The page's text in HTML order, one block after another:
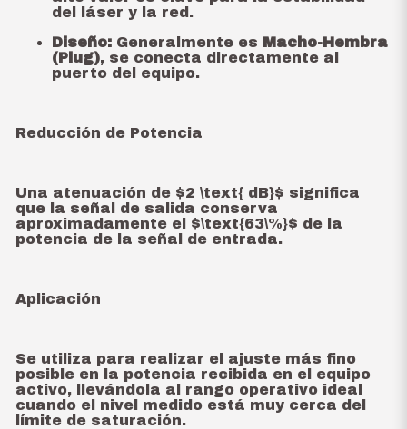
del láser y la red.
Diseño:Generalmente es Macho-Hembra
(Plug), se conecta directamente al
puerto del equipo.
Reducción de Potencia
Una atenuación de $2 \text{ dB}$ significa
que la señal de salida conserva
aproximadamente el $\text{63\%}$ de la
potencia de la señal de entrada.
Aplicación
Se utiliza para realizar el ajuste más fino
posible en la potencia recibida en el equipo
activo, llevándola al rango operativo ideal
cuando el nivel medido está muy cerca del
límite de saturación.